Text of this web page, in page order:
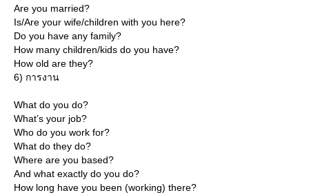
Are you married?
Is/Are your wife/children with you here?
Do you have any family?
How many children/kids do you have?
How old are they?
6) การงาน
What do you do?
What’s your job?
Who do you work for?
What do they do?
Where are you based?
And what exactly do you do?
How long have you been (working) there?